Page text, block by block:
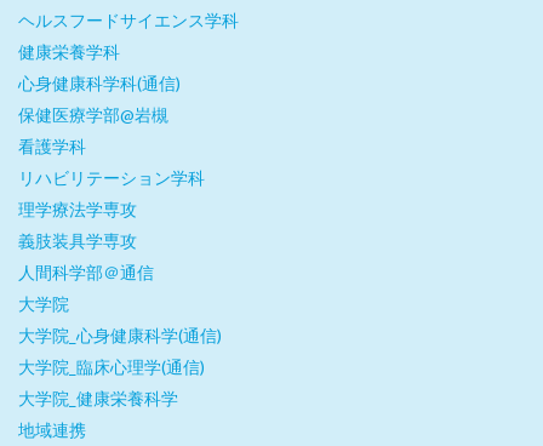
ヘルスフードサイエンス学科
健康栄養学科
心身健康科学科(通信)
保健医療学部@岩槻
看護学科
リハビリテーション学科
理学療法学専攻
義肢装具学専攻
人間科学部＠通信
大学院
大学院_心身健康科学(通信)
大学院_臨床心理学(通信)
大学院_健康栄養科学
地域連携